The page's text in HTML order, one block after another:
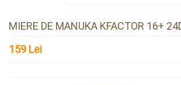
MIERE DE MANUKA KFACTOR 16+
159 Lei